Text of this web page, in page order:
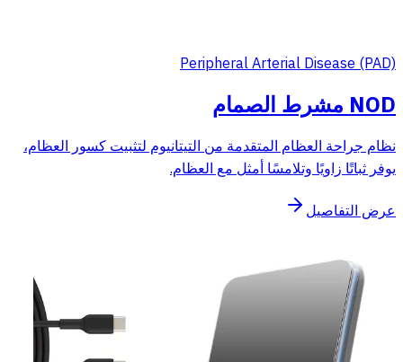
Peripheral Arterial Disease (PAD)
NOD مشرط الصمام
نظام جراحة العظام المتقدمة من التيتانيوم لتثبيت كسور العظام،
يوفر ثباتًا زاويًا وتلامسًا أمثل مع العظام.
عرض التفاصيل